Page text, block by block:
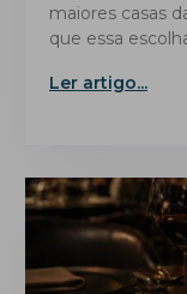
maiores casas
que essa
Ler artigo...